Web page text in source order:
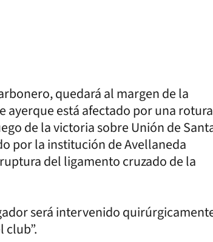
quedará al margen de la
ayerque está afectado por una rotura
de la victoria sobre Unión de
por la institución de Avellaneda
del ligamento cruzado de la
será intervenido
club”.